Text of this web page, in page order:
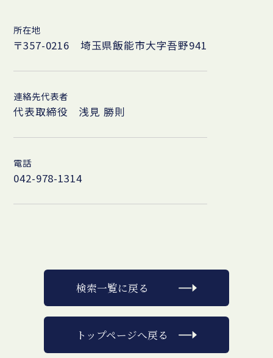
所在地
〒357-0216 埼玉県飯能市大字吾野941
連絡先代表者
代表取締役 浅見 勝則
電話
042-978-1314
検索一覧に戻る
トップページへ戻る